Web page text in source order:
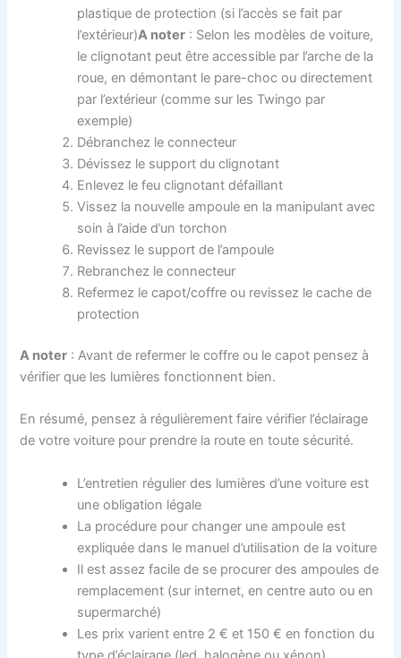
plastique de protection (si l’accès se fait par
l’extérieur)A noter : Selon les modèles de voiture,
le clignotant peut être accessible par l’arche de la
roue, en démontant le pare-choc ou directement
par l’extérieur (comme sur les Twingo par
exemple)
Débranchez le connecteur
Dévissez le support du clignotant
Enlevez le feu clignotant défaillant
Vissez la nouvelle ampoule en la manipulant avec
soin à l’aide d’un torchon
Revissez le support de l’ampoule
Rebranchez le connecteur
Refermez le capot/coffre ou revissez le cache de
protection
A noter : Avant de refermer le coffre ou le capot pensez à
vérifier que les lumières fonctionnent bien.
En résumé, pensez à régulièrement faire vérifier l’éclairage
de votre voiture pour prendre la route en toute sécurité.
L’entretien régulier des lumières d’une voiture est
une obligation légale
La procédure pour changer une ampoule est
expliquée dans le manuel d’utilisation de la voiture
Il est assez facile de se procurer des ampoules de
remplacement (sur internet, en centre auto ou en
supermarché)
Les prix varient entre 2 € et 150 € en fonction du